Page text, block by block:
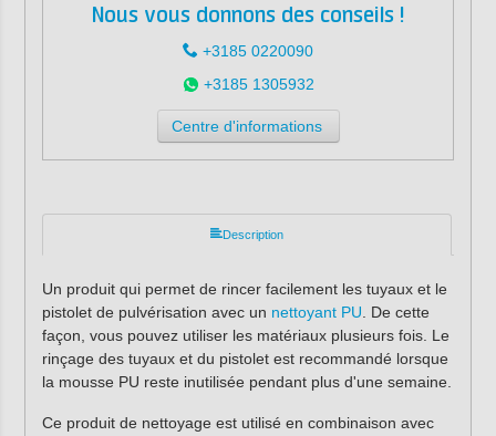
Nous vous donnons des conseils !
+3185 0220090
+3185 1305932
Centre d'informations
Description
Un produit qui permet de rincer facilement les tuyaux et le
pistolet de pulvérisation avec un nettoyant PU . De cette
façon, vous pouvez utiliser les matériaux plusieurs fois. Le
rinçage des tuyaux et du pistolet est recommandé lorsque
la mousse PU reste inutilisée pendant plus d'une semaine.
Ce produit de nettoyage est utilisé en combinaison avec